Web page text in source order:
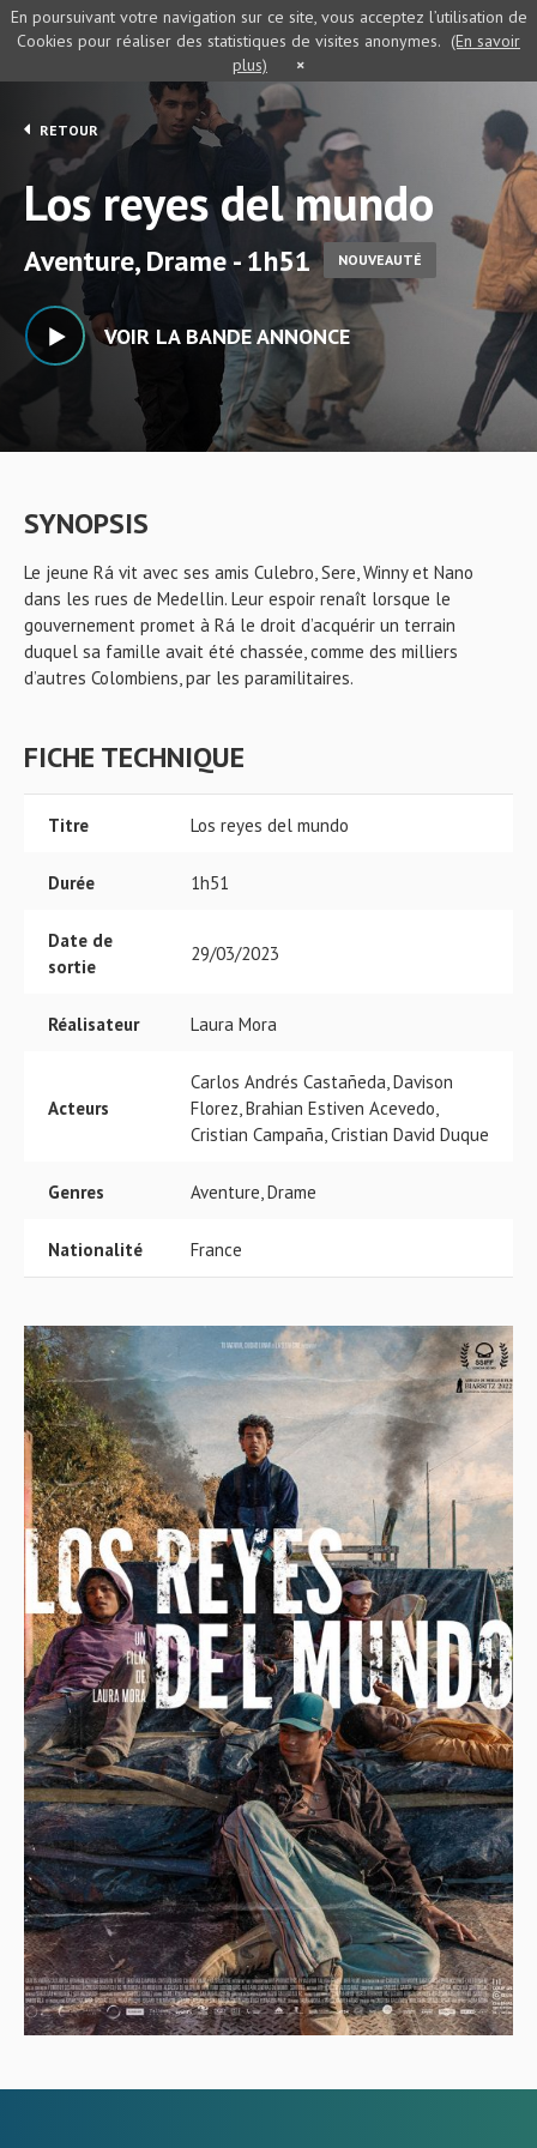
RETOUR
Los reyes del mundo
Aventure, Drame - 1h51 NOUVEAUTÉ
VOIR LA BANDE ANNONCE
SYNOPSIS
Le jeune Rá vit avec ses amis Culebro, Sere, Winny et Nano
dans les rues de Medellin. Leur espoir renaît lorsque le
gouvernement promet à Rá le droit d’acquérir un terrain
duquel sa famille avait été chassée, comme des milliers
d’autres Colombiens, par les paramilitaires.
FICHE TECHNIQUE
Titre Los reyes del mundo
Durée 1h51
Date de
sortie
29/03/2023
Réalisateur Laura Mora
Acteurs
Carlos Andrés Castañeda, Davison
Florez, Brahian Estiven Acevedo,
Cristian Campaña, Cristian David Duque
Genres Aventure, Drame
Nationalité France
En poursuivant votre navigation sur ce site, vous acceptez l’utilisation de
Cookies pour réaliser des statistiques de visites anonymes. (En savoir
plus)
×